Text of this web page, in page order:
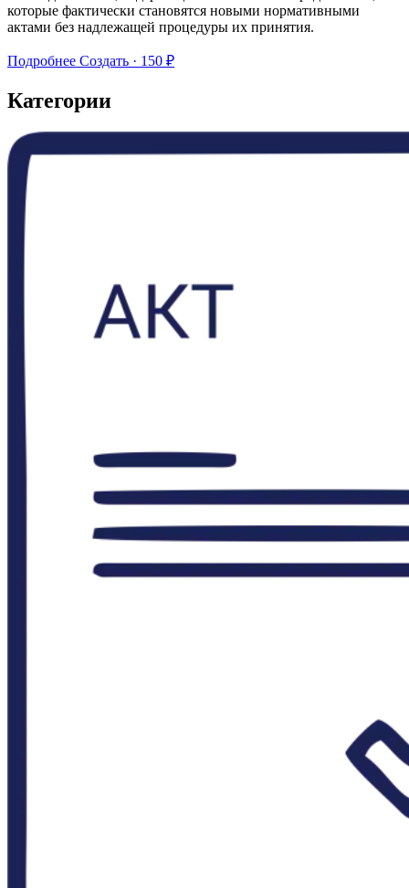
которые фактически становятся новыми нормативными
актами без надлежащей процедуры их принятия.
Подробнее Создать · 150 ₽
Категории